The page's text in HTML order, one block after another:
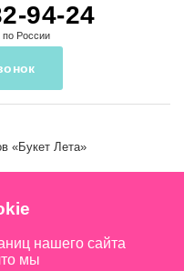
94-24
по России
«Букет Лета»
нашего сайта
мы